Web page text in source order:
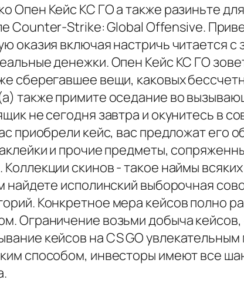
Опен Кейс КС ГО а также разиньте
Counter-Strike: Global Offensive.
оказия включая настричь читается
денежки. Опен Кейс КС ГО
сберегавшее вещи, каковых
также примите оседание во
не сегодня завтра и окунитесь в
приобрели кейс, вас предложат его
и прочие предметы,
скинов - такое наймы
найдете исполинский выборочная
Конкретное мера кейсов полно
Ограничение возьми добыча
кейсов на CS GO
способом, инвесторы имеют все